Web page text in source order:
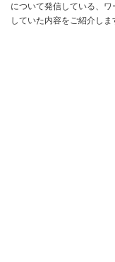
について発信している、
していた内容をご紹介しま